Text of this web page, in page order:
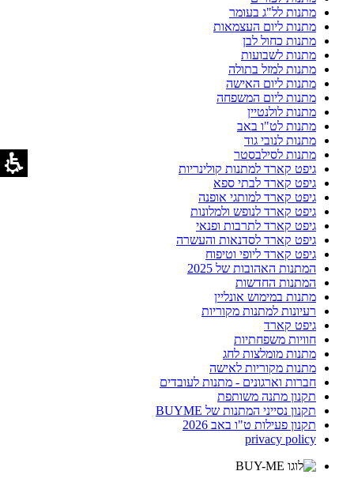
מתנות לל"ג בעומר
מתנות ליום העצמאות
מתנות כחול לבן
מתנות לשבועות
מתנות למזל בתולה
מתנות ליום האישה
מתנות ליום המשפחה
מתנות לולנטיין
מתנות לט"ו באב
מתנות לנובי גוד
מתנות לסילבסטר
גיפט קארד למתנות קולינריות
גיפט קארד לבתי ספא
גיפט קארד למותגי אופנה
גיפט קארד לנופש ולמלונות
גיפט קארד לתרבות ופנאי
גיפט קארד לסדנאות והעשרה
גיפט קארד ליופי וטיפוח
המתנות האהובות של 2025
המתנות החדשות
מתנות במימוש אונליין
רעיונות למתנות מקוריות
גיפט קארד
חוויות משפחתיות
מתנות מומלצות לחג
מתנות מקוריות לאישה
חברות וארגונים - מתנות לעובדים
תקנון מתנה משותפת
תקנון נסייני המתנות של BUYME
תקנון פעילות ט"ו באב 2026
privacy policy